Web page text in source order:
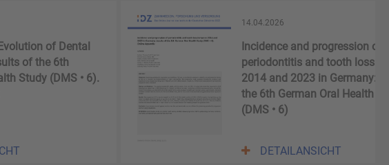
of Dental
of the 6th
Study (DMS • 6).
14.04.2026
Incidence and progression of
periodontitis and tooth loss
2014 and 2023 in Germany:
the 6th German Oral Health
(DMS • 6)
DETAILANSICHT